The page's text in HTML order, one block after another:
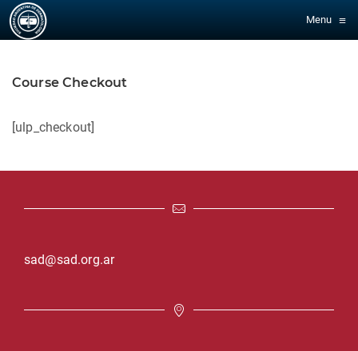
Menu ≡
Course Checkout
[ulp_checkout]
sad@sad.org.ar